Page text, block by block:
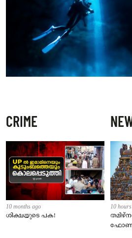
CRIME
10 months ago
ശിക്ഷയുടെ പക!
10